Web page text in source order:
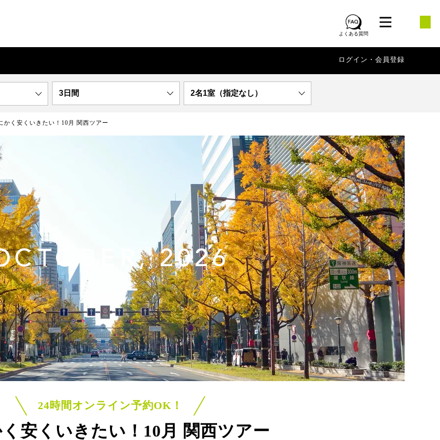
よくある質問
ログイン・会員登録
3日間 2名1室（指定なし）
かく安くいきたい！10月 関西ツアー
2026
24時間オンライン予約OK！
安くいきたい！ 10月 関西ツアー